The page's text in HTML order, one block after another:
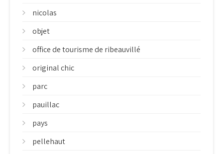
nicolas
objet
office de tourisme de ribeauvillé
original chic
parc
pauillac
pays
pellehaut